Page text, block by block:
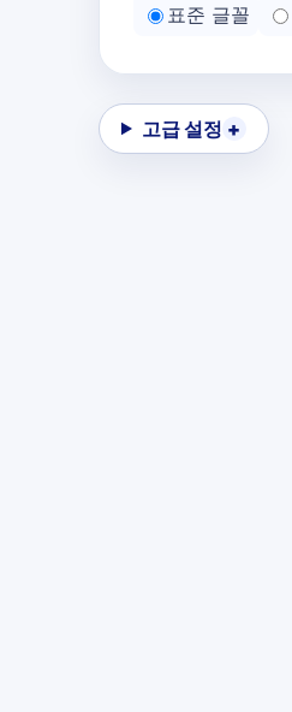
표준 글꼴
고급 설정